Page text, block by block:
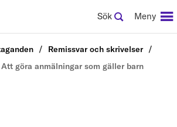
Sök Meny
Remissvar och skrivelser
göra anmälningar som gäller barn